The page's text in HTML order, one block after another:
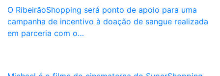
O RibeirãoShopping será ponto de apoio para uma
campanha de incentivo à doação de sangue realizada
em parceria com o…